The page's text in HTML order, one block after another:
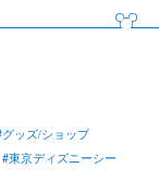
ッズ/ショップ
#東京ディズニーシー